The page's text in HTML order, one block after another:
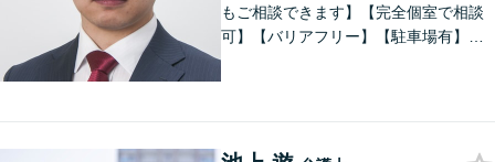
もご相談できます】【完全個室で相談
可】【バリアフリー】【駐車場有】法
い。